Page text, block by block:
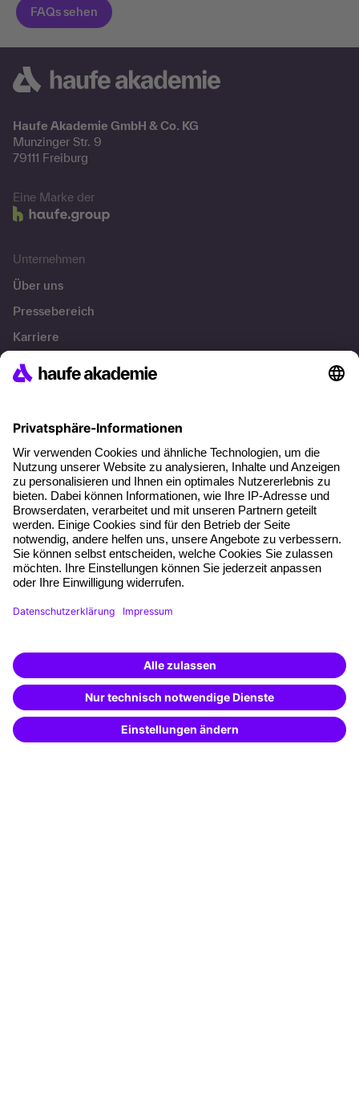
Haufe Akademie GmbH & Co. KG
Munzinger Str. 9
79111 Freiburg
Eine Marke der
Unternehmen
Über uns
Pressebereich
Karriere
Referenzen
Über unser Angebot
Planungssicherheit
Freie Seminarplätze
Qualitätsstandards
Planung und Locations
Fördermöglichkeiten
Weiterbildungs-App
Besondere Angebote
Potenzialanalyse
Transfercoaching
Weiterbildung finden -
mit KI-Power!
Beschreibe was du suchst und erhalte
passende Weiterbildungen vomKI-Berater
– schnell und treffsicher.